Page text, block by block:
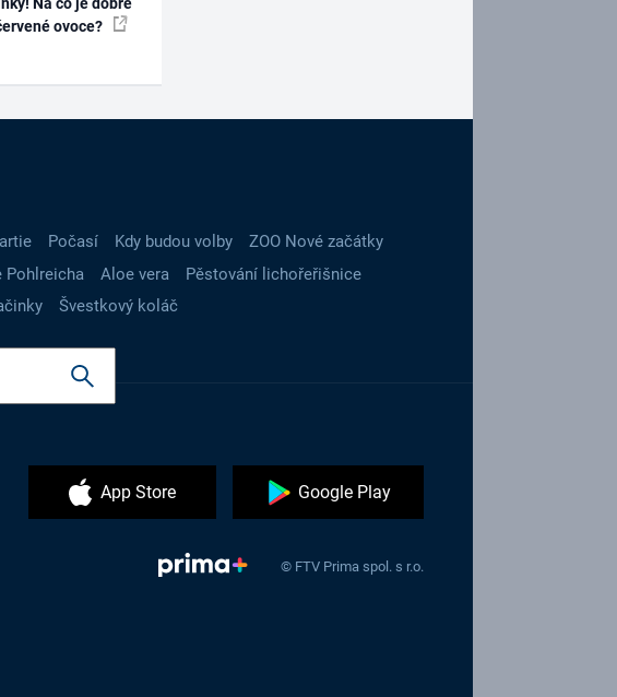
ovoce?
Počasí Kdy budou volby
ZOO Nové začátky
Pohlreicha Aloe vera
Pěstování lichořeřišnice
Švestkový koláč
App Store Google Play
© FTV Prima spol. s r.o.